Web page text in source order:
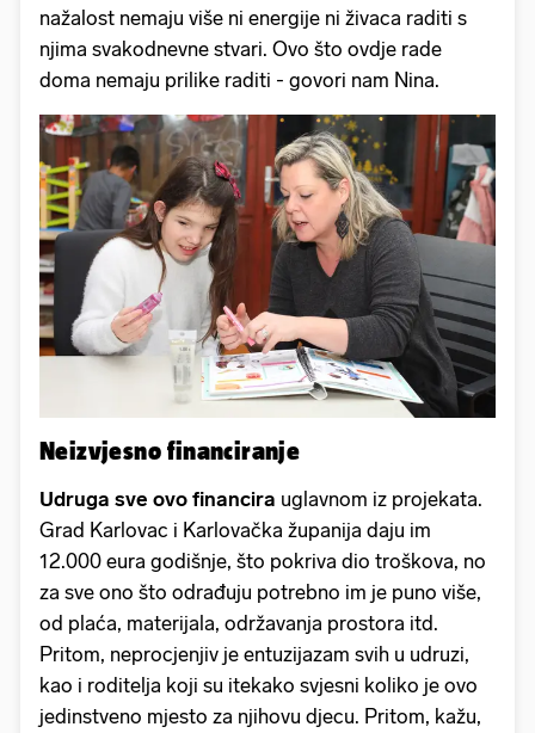
nažalost nemaju više ni energije ni živaca raditi s
njima svakodnevne stvari. Ovo što ovdje rade
doma nemaju prilike raditi - govori nam Nina.
Neizvjesno financiranje
Udruga sve ovo financira uglavnom iz projekata.
Grad Karlovac i Karlovačka županija daju im
12.000 eura godišnje, što pokriva dio troškova, no
za sve ono što odrađuju potrebno im je puno više,
od plaća, materijala, održavanja prostora itd.
Pritom, neprocjenjiv je entuzijazam svih u udruzi,
kao i roditelja koji su itekako svjesni koliko je ovo
jedinstveno mjesto za njihovu djecu. Pritom, kažu,